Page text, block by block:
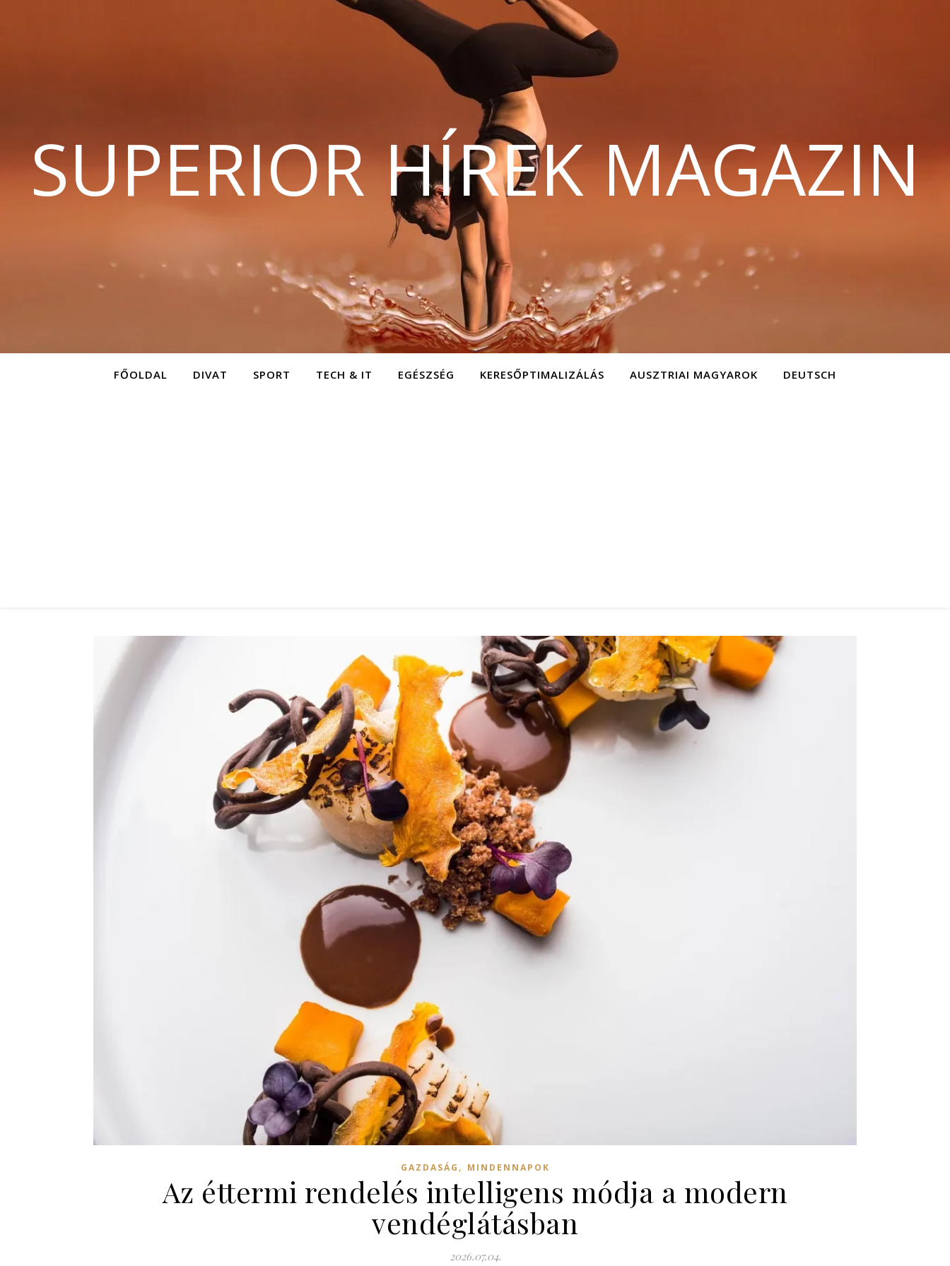
SUPERIOR HÍREK MAGAZIN
FŐOLDAL DIVAT SPORT TECH & IT EGÉSZSÉG KERESŐPTIMALIZÁLÁS AUSZTRIAI MAGYAROK DEUTSCH
GAZDASÁG , MINDENNAPOK
Az éttermi rendelés intelligens módja a modern
vendéglátásban
2026.07.04.